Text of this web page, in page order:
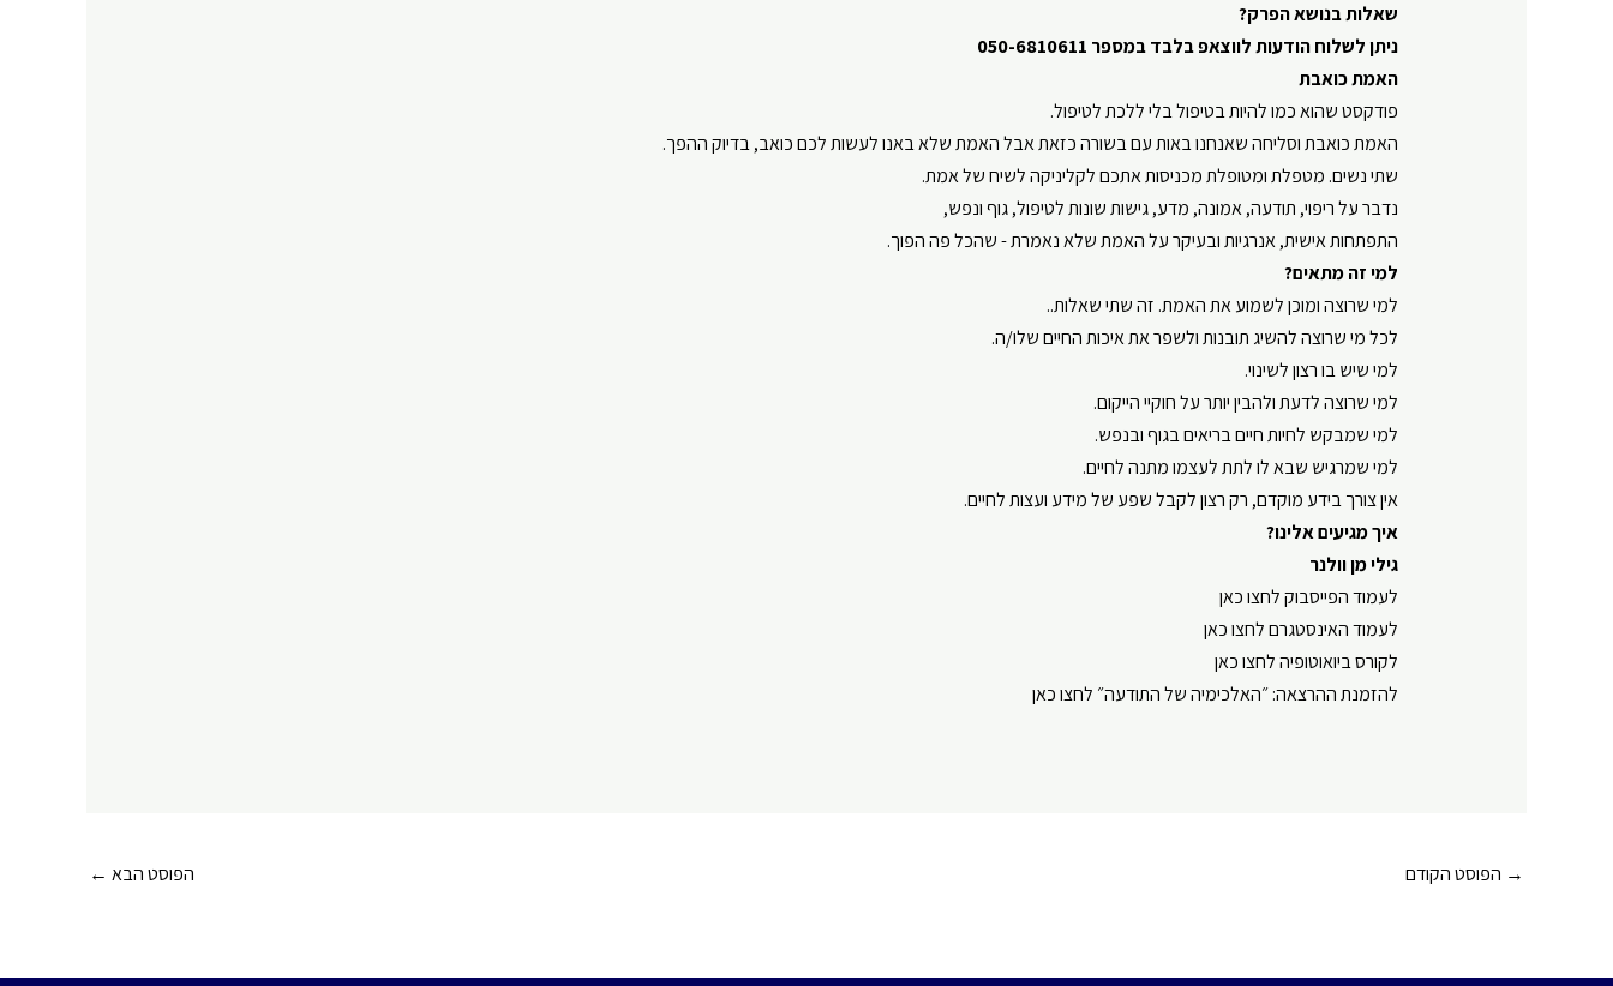
שאלות בנושא הפרק?
ניתן לשלוח הודעות לווצאפ בלבד במספר 050-6810611
האמת כואבת
פודקסט שהוא כמו להיות בטיפול בלי ללכת לטיפול.
האמת כואבת וסליחה שאנחנו באות עם בשורה כזאת אבל האמת שלא באנו לעשות לכם כואב, בדיוק ההפך.
שתי נשים. מטפלת ומטופלת מכניסות אתכם לקליניקה לשיח של אמת.
נדבר על ריפוי, תודעה, אמונה, מדע, גישות שונות לטיפול, גוף ונפש,
התפתחות אישית, אנרגיות ובעיקר על האמת שלא נאמרת - שהכל פה הפוך.
למי זה מתאים?
למי שרוצה ומוכן לשמוע את האמת. זה שתי שאלות..
לכל מי שרוצה להשיג תובנות ולשפר את איכות החיים שלו/ה.
למי שיש בו רצון לשינוי.
למי שרוצה לדעת ולהבין יותר על חוקיי הייקום.
למי שמבקש לחיות חיים בריאים בגוף ובנפש.
למי שמרגיש שבא לו לתת לעצמו מתנה לחיים.
אין צורך בידע מוקדם, רק רצון לקבל שפע של מידע ועצות לחיים.
איך מגיעים אלינו?
גילי מן וולנר
⁠⁠⁠⁠⁠⁠⁠⁠⁠⁠⁠לעמוד הפייסבוק לחצו כאן⁠⁠⁠⁠⁠⁠⁠⁠⁠⁠⁠
⁠⁠⁠⁠⁠⁠⁠⁠⁠⁠⁠לעמוד האינסטגרם לחצו כאן⁠⁠⁠⁠⁠⁠⁠⁠⁠⁠⁠
⁠⁠⁠⁠⁠⁠⁠⁠⁠⁠⁠לקורס ביואוטופיה לחצו כאן⁠⁠⁠⁠⁠⁠⁠⁠⁠⁠⁠
⁠⁠⁠⁠⁠⁠⁠⁠⁠⁠⁠להזמנת ההרצאה: ״האלכימיה של התודעה״ לחצו כאן⁠⁠⁠⁠⁠⁠⁠⁠⁠⁠⁠
Post→ הפוסט הקודם הפוסט הבא ←